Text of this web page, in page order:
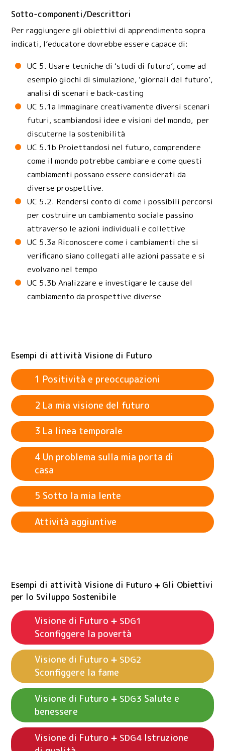
Sotto-componenti/Descrittori
Per raggiungere gli obiettivi di apprendimento sopra
indicati, l’educatore dovrebbe essere capace di:
UC 5. Usare tecniche di ‘studi di futuro’, come ad
esempio giochi di simulazione, ‘giornali del futuro’,
analisi di scenari e back-casting
UC 5.1a Immaginare creativamente diversi scenari
futuri, scambiandosi idee e visioni del mondo, per
discuterne la sostenibilità
UC 5.1b Proiettandosi nel futuro, comprendere
come il mondo potrebbe cambiare e come questi
cambiamenti possano essere considerati da
diverse prospettive.
UC 5.2. Rendersi conto di come i possibili percorsi
per costruire un cambiamento sociale passino
attraverso le azioni individuali e collettive
UC 5.3a Riconoscere come i cambiamenti che si
verificano siano collegati alle azioni passate e si
evolvano nel tempo
UC 5.3b Analizzare e investigare le cause del
cambiamento da prospettive diverse
Esempi di attività Visione di Futuro
1 Positività e preoccupazioni
2 La mia visione del futuro
3 La linea temporale
4 Un problema sulla mia porta di
casa
5 Sotto la mia lente
learner
Attività aggiuntive
Esempi di attività Visione di Futuro
Gli Obiettivi
per lo Sviluppo Sostenibile
Visione di Futuro SDG1
Sconfiggere la povertà
Vedi esempi di attivitàVisione di Futuro SDG1
Sconfiggere la povertà
Visione di Futuro SDG2
Sconfiggere la fame
Vedi esempi di attivitàVisione di Futuro SDG2
Sconfiggere la fame
Visione di Futuro SDG3 Salute e
benessere
Visione di Futuro SDG4Istruzione